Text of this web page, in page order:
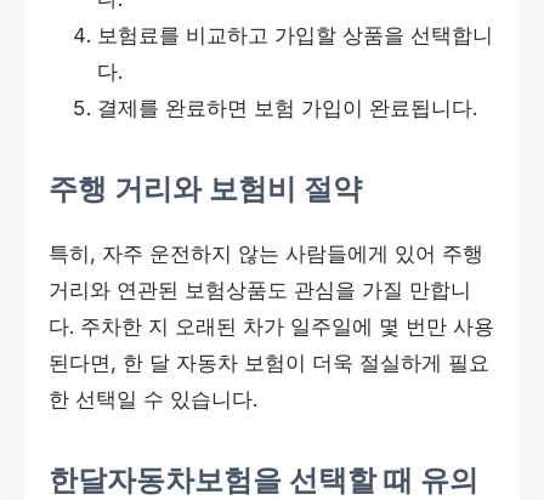
보험료를 비교하고 가입할 상품을 선택합니
다.
결제를 완료하면 보험 가입이 완료됩니다.
주행 거리와 보험비 절약
특히, 자주 운전하지 않는 사람들에게 있어 주행
거리와 연관된 보험상품도 관심을 가질 만합니
다. 주차한 지 오래된 차가 일주일에 몇 번만 사용
된다면, 한 달 자동차 보험이 더욱 절실하게 필요
한 선택일 수 있습니다.
한달자동차보험을 선택할 때 유의